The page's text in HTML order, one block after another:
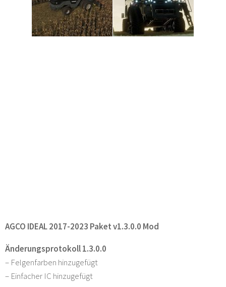
AGCO IDEAL 2017-2023 Paket v1.3.0.0 Mod
Änderungsprotokoll 1.3.0.0
– Felgenfarben hinzugefügt
– Einfacher IC hinzugefügt